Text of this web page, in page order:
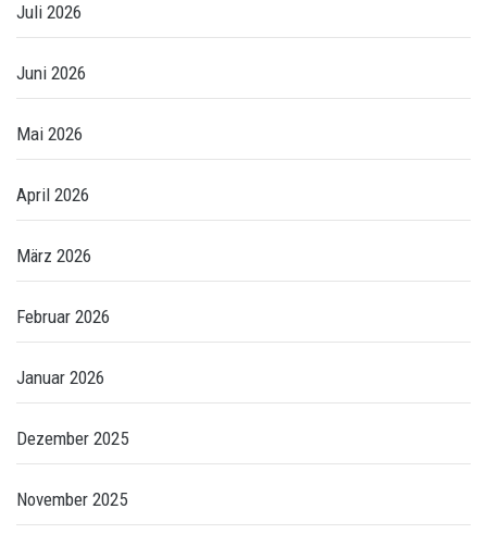
Juli 2026
Juni 2026
Mai 2026
April 2026
März 2026
Februar 2026
Januar 2026
Dezember 2025
November 2025